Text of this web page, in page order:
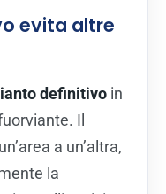
evita altre
definitivo in
Il
a un’altra,
la